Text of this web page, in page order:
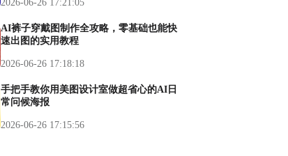
2026-06-26 17:21:05
AI裤子穿戴图制作全攻略，零基础也能快
速出图的实用教程
2026-06-26 17:18:18
手把手教你用美图设计室做超省心的AI日
常问候海报
2026-06-26 17:15:56